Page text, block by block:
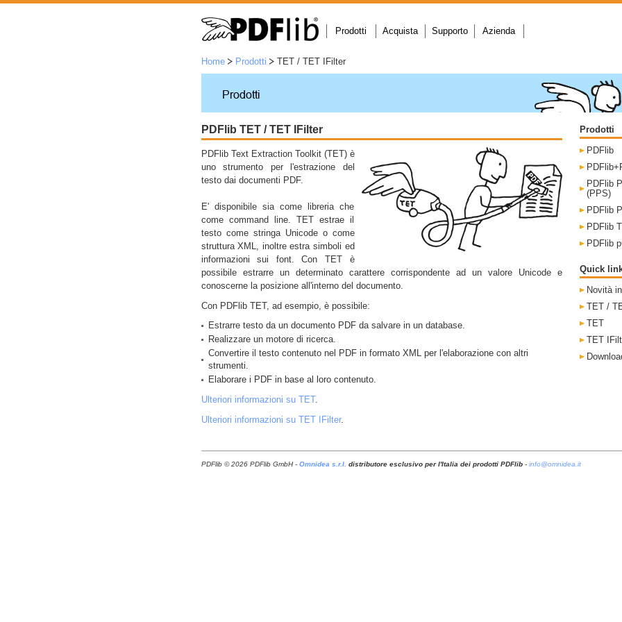
Prodotti Acquista Supporto Azienda
Home Prodotti TET / TET IFilter
PDFlib TET / TET IFilter
PDFlib Text Extraction Toolkit (TET) è
uno strumento per l'estrazione del
testo dai documenti PDF.
E' disponibile sia come libreria che
come command line. TET estrae il
testo come stringa Unicode o come
struttura XML, inoltre estra simboli ed
informazioni sui font. Con TET è
possibile estrarre un determinato carattere corrispondente ad un valore Unicode e
conoscerne la posizione all'interno del documento.
Con PDFlib TET, ad esempio, è possibile:
Estrarre testo da un documento PDF da salvare in un database.
Realizzare un motore di ricerca.
Convertire il testo contenuto nel PDF in formato XML per l'elaborazione con altri
strumenti.
Elaborare i PDF in base al loro contenuto.
Ulteriori informazioni su TET.
Ulteriori informazioni su TET IFilter.
Prodotti
PDFlib
PDFlib
(PPS)
PDFlib
PDFlib
PDFlib
Quick
Novità
TET /
TET
TET
PDFlib © 2026 PDFlib GmbH - Omnidea s.r.l. distributore esclusivo per l'Italia dei prodotti PDFlib- info@omnidea.it